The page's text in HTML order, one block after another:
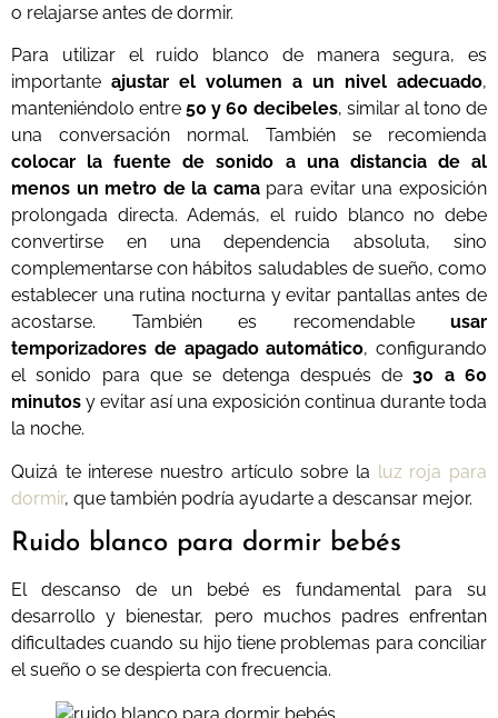
o relajarse antes de dormir.
Para utilizar el ruido blanco de manera segura, es
importante ajustar el volumen a un nivel adecuado,
manteniéndolo entre50 y 60 decibeles, similar al tono de
una conversación normal. También se recomienda
colocar la fuente de sonido a una distancia de al
menos un metro de la camapara evitar una exposición
prolongada directa. Además, el ruido blanco no debe
convertirse en una dependencia absoluta, sino
complementarse con hábitos saludables de sueño, como
establecer una rutina nocturna y evitar pantallas antes de
acostarse. También es recomendable usar
temporizadores de apagado automático, configurando
el sonido para que se detenga después de30 a 60
minutos y evitar así una exposición continua durante toda
la noche.
Quizá te interese nuestro artículo sobre la luz roja para
dormir, que también podría ayudarte a descansar mejor.
Ruido blanco para dormir bebés
El descanso de un bebé es fundamental para su
desarrollo y bienestar, pero muchos padres enfrentan
dificultades cuando su hijo tiene problemas para conciliar
el sueño o se despierta con frecuencia.